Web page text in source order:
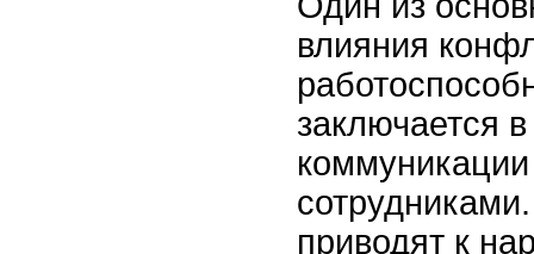
влияния
заключается
приводят к